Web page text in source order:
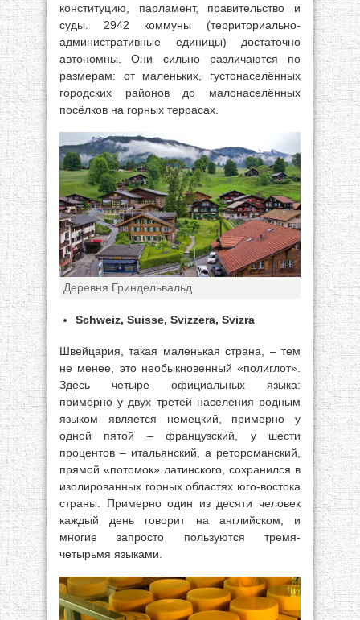
конституцию, парламент, правительство и
суды. 2942 коммуны (территориально-
административные единицы) достаточно
автономны. Они сильно различаются по
размерам: от маленьких, густонаселённых
городских районов до малонаселённых
посёлков на горных террасах.
Деревня Гриндельвальд
Schweiz, Suisse, Svizzera, Svizra
Швейцария, такая маленькая страна, – тем
не менее, это необыкновенный «полиглот».
Здесь четыре официальных языка:
примерно у двух третей населения родным
языком является немецкий, примерно у
одной пятой – французский, у шести
процентов – итальянский, а ретороманский,
прямой «потомок» латинского, сохранился в
изолированных горных областях юго-востока
страны. Примерно один из десяти человек
каждый день говорит на английском, и
многие запросто пользуются тремя-
четырьмя языками.